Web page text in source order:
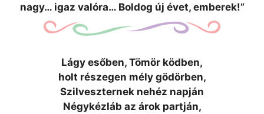
nagy… igaz valóra… Boldog új évet, emberek!”
Lágy esőben, Tömör ködben,
holt részegen mély gödörben,
Szilveszternek nehéz napján
Négykézláb az árok partján,